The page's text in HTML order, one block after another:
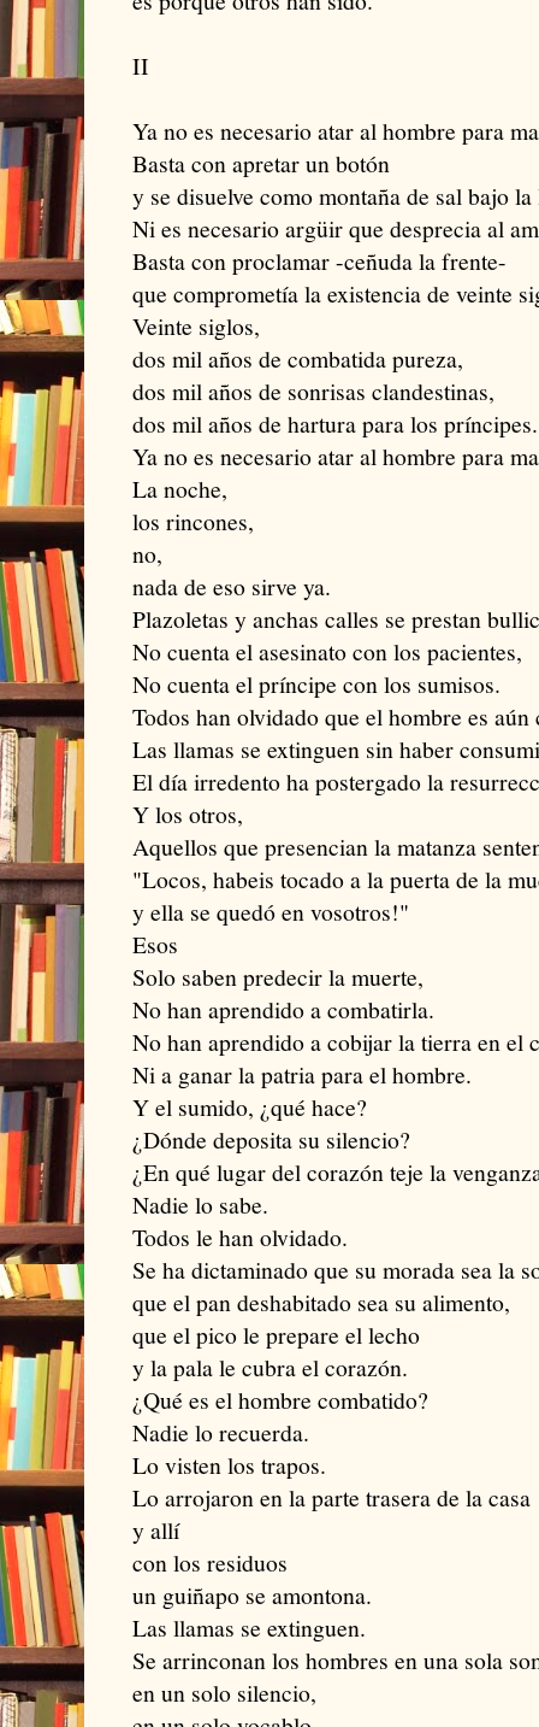
II
Ya no es necesario atar al hombre para
Basta con apretar un botón
y se disuelve como montaña de sal bajo
Ni es necesario argüir que desprecia al
Basta con proclamar -ceñuda la frente-
que comprometía la existencia de veinte
Veinte siglos,
dos mil años de combatida pureza,
dos mil años de sonrisas clandestinas,
dos mil años de hartura para los príncipes.
Ya no es necesario atar al hombre para
La noche,
los rincones,
no,
nada de eso sirve ya.
Plazoletas y anchas calles se prestan
No cuenta el asesinato con los pacientes,
No cuenta el príncipe con los sumisos.
Todos han olvidado que el hombre es aún
Las llamas se extinguen sin haber
El día irredento ha postergado la
Y los otros,
Aquellos que presencian la matanza
"Locos, habeis tocado a la puerta de la
y ella se quedó en vosotros!"
Esos
Solo saben predecir la muerte,
No han aprendido a combatirla.
No han aprendido a cobijar la tierra en el
Ni a ganar la patria para el hombre.
Y el sumido, ¿qué hace?
¿Dónde deposita su silencio?
¿En qué lugar del corazón teje la
Nadie lo sabe.
Todos le han olvidado.
Se ha dictaminado que su morada sea la
que el pan deshabitado sea su alimento,
que el pico le prepare el lecho
y la pala le cubra el corazón.
¿Qué es el hombre combatido?
Nadie lo recuerda.
Lo visten los trapos.
Lo arrojaron en la parte trasera de la casa
y allí
con los residuos
un guiñapo se amontona.
Las llamas se extinguen.
Se arrinconan los hombres en una sola
en un solo silencio,